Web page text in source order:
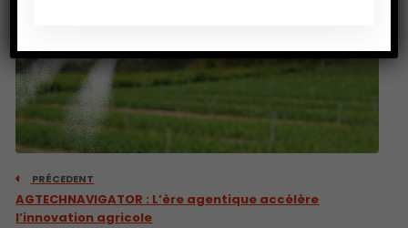
PRÉCEDENT
AGTECHNAVIGATOR : L’ère agentique accélère
l’innovation agricole